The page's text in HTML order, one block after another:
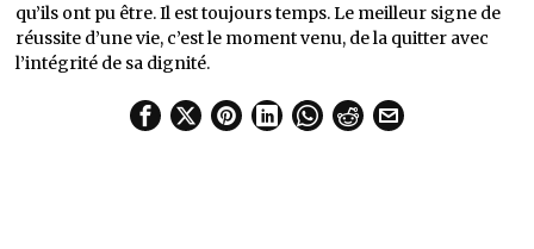
qu’ils ont pu être. Il est toujours temps. Le meilleur signe de
réussite d’une vie, c’est le moment venu, de la quitter avec
l’intégrité de sa dignité.